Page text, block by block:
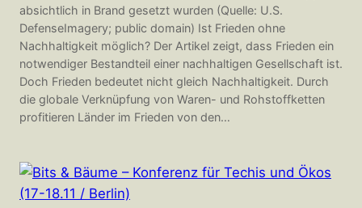
absichtlich in Brand gesetzt wurden (Quelle: U.S.
DefenseImagery; public domain) Ist F rieden ohne
Nachhaltigkeit möglich? Der Artikel zeigt, dass Frieden ein
notwendiger Bestandteil einer nachhaltigen Gesellschaft ist.
Doch Frieden bedeutet nicht gleich Nachhaltigkeit. Durch
die globale Verknüpfung von Waren- und Rohstoffketten
profitieren Länder im Frieden von den…